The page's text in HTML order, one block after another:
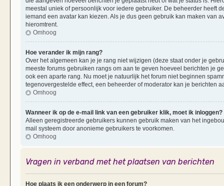
meestal uniek of persoonlijk voor iedere gebruiker. De beheerder heeft
iemand een avatar kan kiezen. Als je dus geen gebruik kan maken van
hieromtrent.
Omhoog
Hoe verander ik mijn rang?
Over het algemeen kan je je rang niet wijzigen (deze staat onder je
meeste forums gebruiken rangs om aan te geven hoeveel berichten je
ook een aparte rang. Nu moet je natuurlijk het forum niet beginnen
tegenovergestelde effect, een beheerder of moderator kan je berichten
Omhoog
Wanneer ik op de e-mail link van een gebruiker klik, moet ik inloggen?
Alleen geregistreerde gebruikers kunnen gebruik maken van het
mail systeem door anonieme gebruikers te voorkomen.
Omhoog
Vragen in verband met het plaatsen van berichten
Hoe plaats ik een onderwerp in een forum?